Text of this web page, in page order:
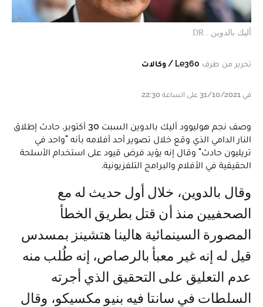
أليك بالدوين . DR
تحرير من طرف Le360 / وكالات
في 31/10/2021 على الساعة 22:30
وصف نجم هوليوود أليك بالدوين السبت 30 أكتوبر، حادث إطلاق
النار الدامي الذي وقع خلال تصوير أحد أفلامه بأنه "واحد في
تريليون حادث" وقال إنه يؤيد فرض قيود على استخدام الأسلحة
الحقيقية في الأفلام والبرامج التلفزيونية.
وقال بالدوين، خلال أول حديث له مع
الصحفيين منذ أن قتل بطريق الخطأ
المصورة السينمائية هالينا هتشينز بمسدس
قيل له إنه غير معبأ بالرصاص، إنه طُلب منه
عدم التعليق على التحقيق الذي أجرته
السلطات في سانتا فيه بنيو مكسيكو، وقال